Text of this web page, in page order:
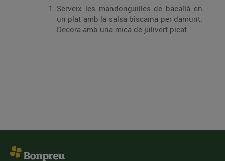
Serveix les mandonguilles de bacallà en
un plat amb la salsa biscaïna per damunt.
Decora amb una mica de julivert picat.